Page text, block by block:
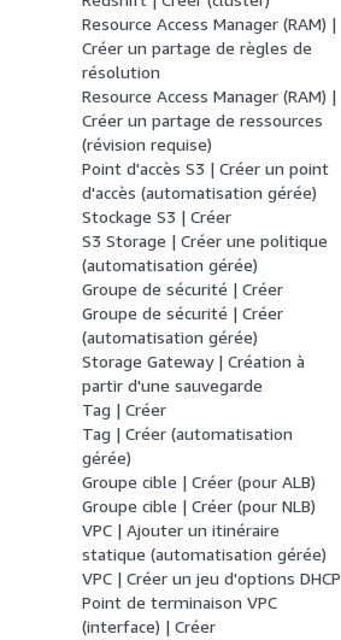
Resource Access Manager (RAM) |
Créer un partage de règles de
résolution
Resource Access Manager (RAM) |
Créer un partage de ressources
(révision requise)
Point d'accès S3 | Créer un point
d'accès (automatisation gérée)
Stockage S3 | Créer
S3 Storage | Créer une politique
(automatisation gérée)
Groupe de sécurité | Créer
Groupe de sécurité | Créer
(automatisation gérée)
Storage Gateway | Création à
partir d'une sauvegarde
Tag | Créer
Tag | Créer (automatisation
gérée)
Groupe cible | Créer (pour ALB)
Groupe cible | Créer (pour NLB)
VPC | Ajouter un itinéraire
statique (automatisation gérée)
VPC | Créer un jeu d'options DHCP
Point de terminaison VPC
(interface) | Créer